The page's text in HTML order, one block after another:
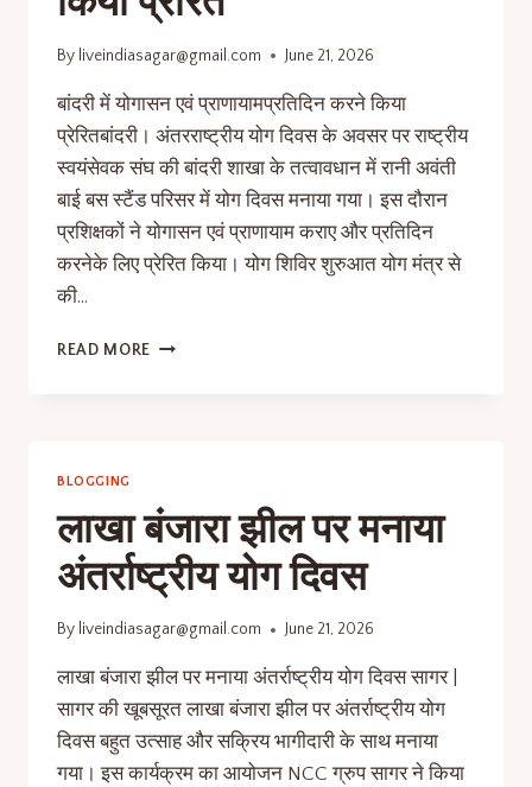
By liveindiasagar@gmail.com June 21, 2026
बांदरी में योगासन एवं प्राणायामप्रतिदिन करने किया
प्रेरितबांदरी। अंतरराष्ट्रीय योग दिवस के अवसर पर राष्ट्रीय
स्वयंसेवक संघ की बांदरी शाखा के तत्वावधान में रानी अवंती
बाई बस स्टैंड परिसर में योग दिवस मनाया गया। इस दौरान
प्रशिक्षकों ने योगासन एवं प्राणायाम कराए और प्रतिदिन
करनेके लिए प्रेरित किया। योग शिविर शुरुआत योग मंत्र से
की…
READ MORE
BLOGGING
लाखा बंजारा झील पर मनाया
अंतर्राष्ट्रीय योग दिवस
By liveindiasagar@gmail.com June 21, 2026
लाखा बंजारा झील पर मनाया अंतर्राष्ट्रीय योग दिवस सागर |
सागर की खूबसूरत लाखा बंजारा झील पर अंतर्राष्ट्रीय योग
दिवस बहुत उत्साह और सक्रिय भागीदारी के साथ मनाया
गया। इस कार्यक्रम का आयोजन NCC ग्रुप सागर ने किया